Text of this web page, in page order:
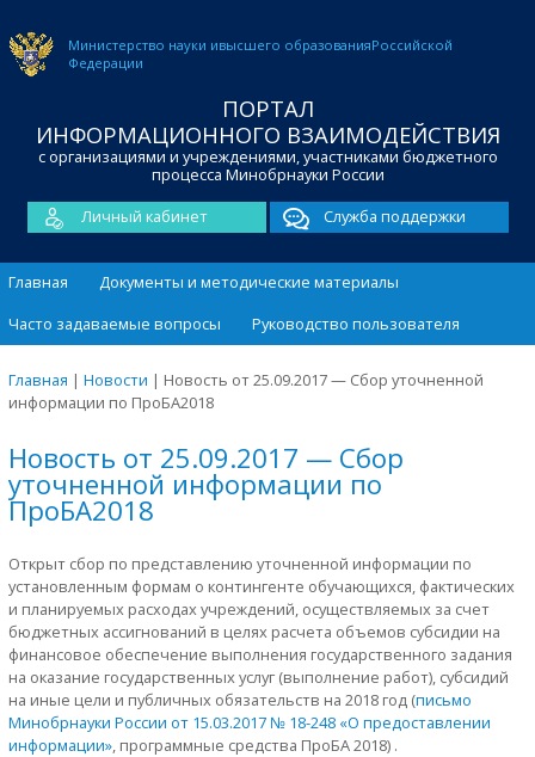
Министерство науки ивысшего образованияРоссийской
Федерации
ПОРТАЛ
ИНФОРМАЦИОННОГО ВЗАИМОДЕЙСТВИЯ
с организациями и учреждениями, участниками бюджетного
процесса Минобрнауки России
Личный кабинет
Служба поддержки
Главная
Документы и методические материалы
Часто задаваемые вопросы
Руководство пользователя
Главная | Новости | Новость от 25.09.2017 — Сбор уточненной
информации по ПроБА2018
Новость от 25.09.2017 — Сбор
уточненной информации по
ПроБА2018
Открыт сбор по представлению уточненной информации по
установленным формам о контингенте обучающихся, фактических
и планируемых расходах учреждений, осуществляемых за счет
бюджетных ассигнований в целях расчета объемов субсидии на
финансовое обеспечение выполнения государственного задания
на оказание государственных услуг (выполнение работ), субсидий
на иные цели и публичных обязательств на 2018 год (письмо
Минобрнауки России от 15.03.2017 № 18-248 «О предоставлении
информации» , программные средства ПроБА 2018) .